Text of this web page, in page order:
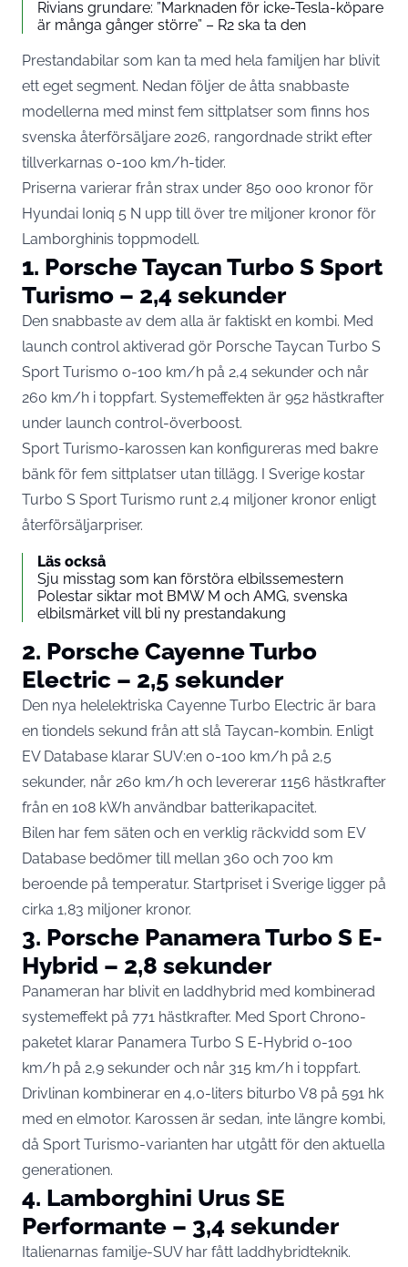
Rivians grundare: ”Marknaden för icke-Tesla-köpare
är många gånger större” – R2 ska ta den
Prestandabilar som kan ta med hela familjen har blivit
ett eget segment. Nedan följer de åtta snabbaste
modellerna med minst fem sittplatser som finns hos
svenska återförsäljare 2026, rangordnade strikt efter
tillverkarnas 0-100 km/h-tider.
Priserna varierar från strax under 850 000 kronor för
Hyundai Ioniq 5 N upp till över tre miljoner kronor för
Lamborghinis toppmodell.
1. Porsche Taycan Turbo S Sport
Turismo – 2,4 sekunder
Den snabbaste av dem alla är faktiskt en kombi. Med
launch control aktiverad gör Porsche Taycan Turbo S
Sport Turismo 0-100 km/h på 2,4 sekunder och når
260 km/h i toppfart. Systemeffekten är 952 hästkrafter
under launch control-överboost.
Sport Turismo-karossen kan konfigureras med bakre
bänk för fem sittplatser utan tillägg. I Sverige kostar
Turbo S Sport Turismo runt 2,4 miljoner kronor enligt
återförsäljarpriser.
Läs också
Sju misstag som kan förstöra elbilssemestern
Polestar siktar mot BMW M och AMG, svenska
elbilsmärket vill bli ny prestandakung
2. Porsche Cayenne Turbo
Electric – 2,5 sekunder
Den nya helelektriska Cayenne Turbo Electric är bara
en tiondels sekund från att slå Taycan-kombin. Enligt
EV Database klarar SUV:en 0-100 km/h på 2,5
sekunder, når 260 km/h och levererar 1156 hästkrafter
från en 108 kWh användbar batterikapacitet.
Bilen har fem säten och en verklig räckvidd som EV
Database bedömer till mellan 360 och 700 km
beroende på temperatur. Startpriset i Sverige ligger på
cirka 1,83 miljoner kronor.
3. Porsche Panamera Turbo S E-
Hybrid – 2,8 sekunder
Panameran har blivit en laddhybrid med kombinerad
systemeffekt på 771 hästkrafter. Med Sport Chrono-
paketet klarar Panamera Turbo S E-Hybrid 0-100
km/h på 2,9 sekunder och når 315 km/h i toppfart.
Drivlinan kombinerar en 4,0-liters biturbo V8 på 591 hk
med en elmotor. Karossen är sedan, inte längre kombi,
då Sport Turismo-varianten har utgått för den aktuella
generationen.
4. Lamborghini Urus SE
Performante – 3,4 sekunder
Italienarnas familje-SUV har fått laddhybridteknik.